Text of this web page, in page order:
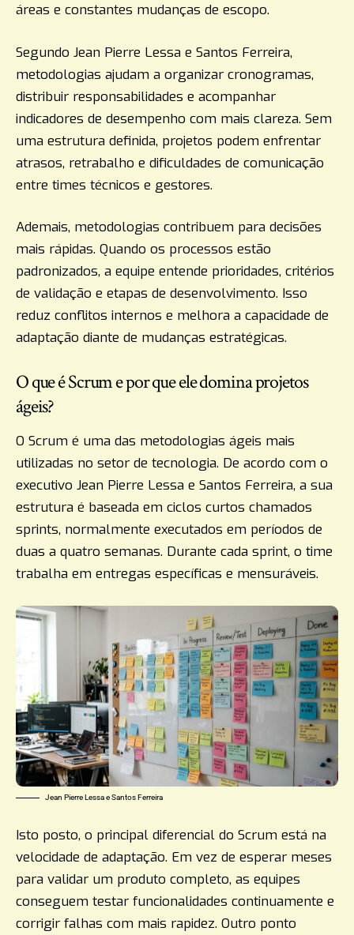
áreas e constantes mudanças de escopo.
Segundo Jean Pierre Lessa e Santos Ferreira,
metodologias ajudam a organizar cronogramas,
distribuir responsabilidades e acompanhar
indicadores de desempenho com mais clareza. Sem
uma estrutura definida, projetos podem enfrentar
atrasos, retrabalho e dificuldades de comunicação
entre times técnicos e gestores.
Ademais, metodologias contribuem para decisões
mais rápidas. Quando os processos estão
padronizados, a equipe entende prioridades, critérios
de validação e etapas de desenvolvimento. Isso
reduz conflitos internos e melhora a capacidade de
adaptação diante de mudanças estratégicas.
O que é Scrum e por que ele domina projetos
ágeis?
O Scrum é uma das metodologias ágeis mais
utilizadas no setor de tecnologia. De acordo com o
executivo Jean Pierre Lessa e Santos Ferreira, a sua
estrutura é baseada em ciclos curtos chamados
sprints, normalmente executados em períodos de
duas a quatro semanas. Durante cada sprint, o time
trabalha em entregas específicas e mensuráveis.
Jean Pierre Lessa e Santos Ferreira
Isto posto, o principal diferencial do Scrum está na
velocidade de adaptação. Em vez de esperar meses
para validar um produto completo, as equipes
conseguem testar funcionalidades continuamente e
corrigir falhas com mais rapidez. Outro ponto